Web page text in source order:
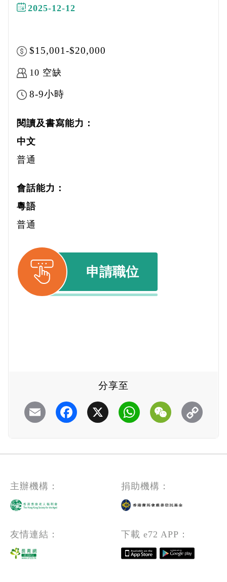
2025-12-12
$15,001-$20,000
10 空缺
8-9小時
閱讀及書寫能力：
中文
普通
會話能力：
粵語
普通
申請職位
分享至
Email Facebook
X WhatsAppWeChat
主辦機構： 捐助機構：
友情連結： 下載 e72 APP：